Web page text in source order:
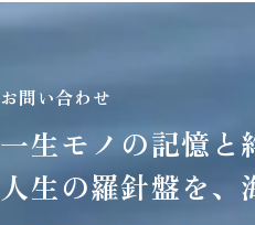
お問い合わせ
一生モノの記憶と
人生の羅針盤を、